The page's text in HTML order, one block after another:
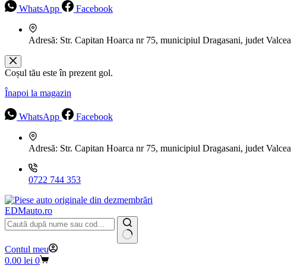
WhatsApp
Facebook
Adresă: Str. Capitan Hoarca nr 75, municipiul Dragasani, judet Valcea
Coșul tău este în prezent gol.
Înapoi la magazin
WhatsApp Facebook
Adresă: Str. Capitan Hoarca nr 75, municipiul Dragasani, judet Valcea
0722 744 353
EDMauto.ro
Niciun
rezultat
Contul meu
Coș
0.00 lei 0